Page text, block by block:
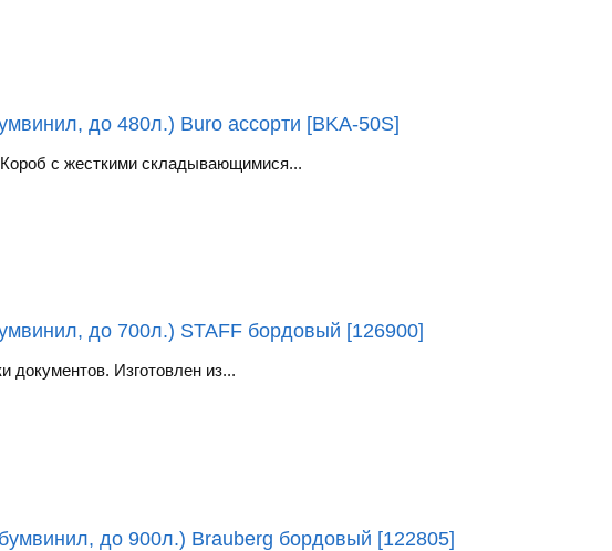
до 480л.) Buro ассорти [BKA-50S]
с жесткими складывающимися...
до 700л.) STAFF бордовый [126900]
документов. Изготовлен из...
до 900л.) Brauberg бордовый [122805]